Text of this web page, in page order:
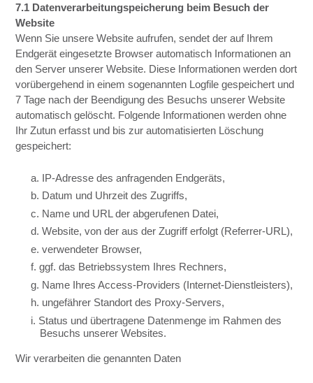
7.1 Datenverarbeitungspeicherung beim Besuch der
Website
Wenn Sie unsere Website aufrufen, sendet der auf Ihrem
Endgerät eingesetzte Browser automatisch Informationen an
den Server unserer Website. Diese Informationen werden dort
vorübergehend in einem sogenannten Logfile gespeichert und
7 Tage nach der Beendigung des Besuchs unserer Website
automatisch gelöscht. Folgende Informationen werden ohne
Ihr Zutun erfasst und bis zur automatisierten Löschung
gespeichert:
a. IP-Adresse des anfragenden Endgeräts,
b. Datum und Uhrzeit des Zugriffs,
c. Name und URL der abgerufenen Datei,
d. Website, von der aus der Zugriff erfolgt (Referrer-URL),
e. verwendeter Browser,
f. ggf. das Betriebssystem Ihres Rechners,
g. Name Ihres Access-Providers (Internet-Dienstleisters),
h. ungefährer Standort des Proxy-Servers,
i. Status und übertragene Datenmenge im Rahmen des
Besuchs unserer Websites.
Wir verarbeiten die genannten Daten